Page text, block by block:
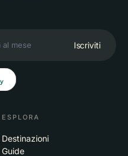
Iscriviti
ESPLORA
Destinazioni
Guide